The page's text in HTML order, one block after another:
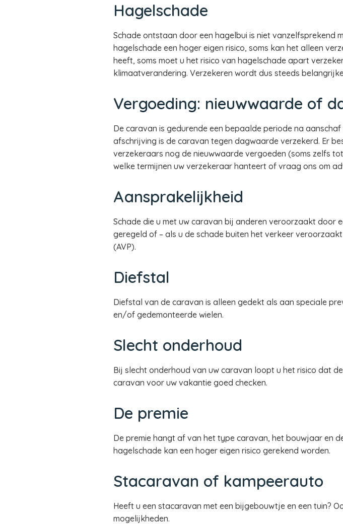
Hagelschade
Schade ontstaan door een hagelbui is niet vanzelfsprekend
hagelschade een hoger eigen risico, soms kan het alleen
heeft, soms moet u het risico van hagelschade apart
klimaatverandering. Verzekeren wordt dus steeds
Vergoeding: nieuwwaarde of
De caravan is gedurende een bepaalde periode na
afschrijving is de caravan tegen dagwaarde verzekerd. Er
verzekeraars nog de nieuwwaarde vergoeden (soms zelfs
welke termijnen uw verzekeraar hanteert of vraag ons om
Aansprakelijkheid
Schade die u met uw caravan bij anderen veroorzaakt door
geregeld of – als u de schade buiten het verkeer
(AVP).
Diefstal
Diefstal van de caravan is alleen gedekt als aan speciale
en/of gedemonteerde wielen.
Slecht onderhoud
Bij slecht onderhoud van uw caravan loopt u het risico dat
caravan voor uw vakantie goed checken.
De premie
De premie hangt af van het type caravan, het bouwjaar en
hagelschade kan een hoger eigen risico gerekend worden.
Stacaravan of kampeerauto
Heeft u een stacaravan met een bijgebouwtje en een tuin?
mogelijkheden.